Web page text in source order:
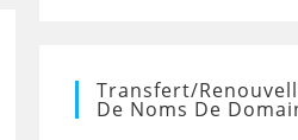
Transfert/
De Noms De